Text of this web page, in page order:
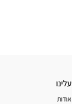
עלינו
עלינו
אודות